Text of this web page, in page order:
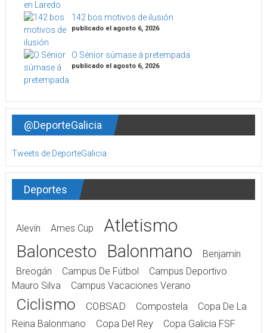
142 bos motivos de ilusión
publicado el agosto 6, 2026
O Sénior súmase á pretempada
publicado el agosto 6, 2026
@DeporteGalicia
Tweets de DeporteGalicia
Deportes
Alevín Ames Cup Atletismo
Baloncesto Balonmano
Benjamín
Breogán
Campus De Fútbol
Campus Deportivo
Mauro Silva
Campus Vacaciones Verano
Ciclismo COBSAD Compostela
Copa De La
Reina Balonmano
Copa Del Rey
Copa Galicia FSF